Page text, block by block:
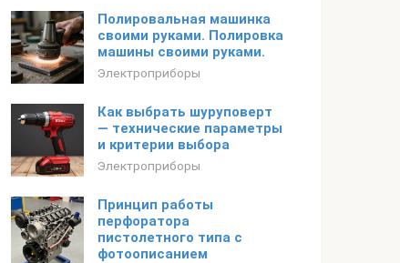
Полировальная машинка
своими руками. Полировка
машины своими руками.
Электроприборы
Как выбрать шуруповерт
— технические параметры
и критерии выбора
Электроприборы
Принцип работы
перфоратора
пистолетного типа с
фотоописанием